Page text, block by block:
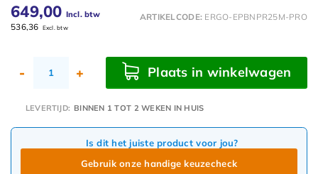
649,00 Incl. btw
536,36 Excl. btw
ARTIKELCODE: ERGO-EPBNPR25M-PRO
- + Plaats in winkelwagen
LEVERTIJD: BINNEN 1 TOT 2 WEKEN IN HUIS
Is dit het juiste product voor jou?
Gebruik onze handige keuzecheck